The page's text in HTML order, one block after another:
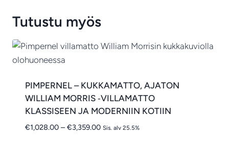
Tutustu myös
PIMPERNEL – KUKKAMATTO, AJATON
WILLIAM MORRIS ‑VILLAMATTO
KLASSISEEN JA MODERNIIN KOTIIN
€1,028.00 – €3,359.00Hintaluokka:
Sis. alv 25.5%